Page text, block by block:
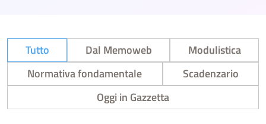
Tutto Dal Memoweb
Modulistica
Normativa fondamentale
Scadenzario
Oggi in Gazzetta